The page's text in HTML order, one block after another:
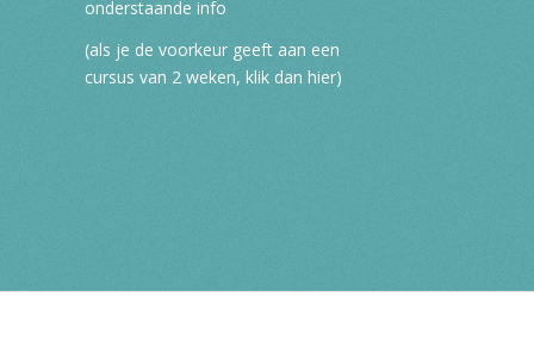
onderstaande info
(als je de voorkeur geeft aan een
cursus van 2 weken, klik dan hier)